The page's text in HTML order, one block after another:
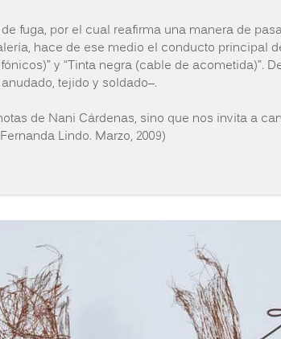
fuga, por el cual reafirma una manera de
hace de ese medio el conducto principal
y “Tinta negra (cable de acometida)”.
tejido y soldado–.
de Nani Cárdenas, sino que nos invita a
Lindo. Marzo, 2009)